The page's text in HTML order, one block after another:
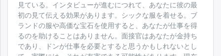
見ている。インタビューが進むにつれて、あなたに彼の最
初の見て伝える効果があります。シックな服を着せる。ブ
ランドの服や高価な宝石を使用すると、あなたが仕事を得
るのを助けることはありません。面接官はあなたが金持ち
であり、ドンが仕事を必要とすると思うかもしれないとし